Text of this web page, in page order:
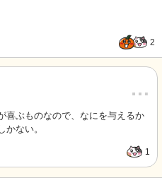
2
…
喜ぶものなので、なにを与えるか
かない。
1